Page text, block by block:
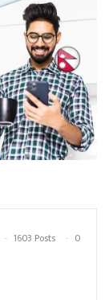
1603 Posts
0